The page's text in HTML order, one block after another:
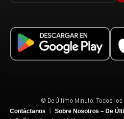
© De Último Minuto. Todos los
Contáctanos
Sobre Nosotros – De